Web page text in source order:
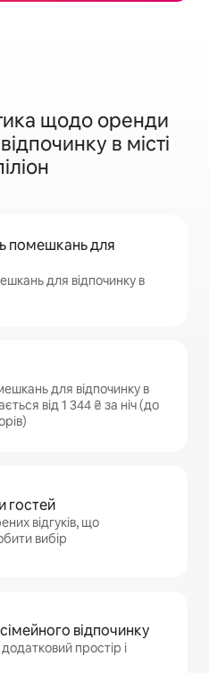
щодо оренди
в місті
помешкань для
для відпочинку в
для відпочинку в
від 1 344 ₴ за ніч (до
гостей
відгуків, що
вибір
відпочинку
простір і